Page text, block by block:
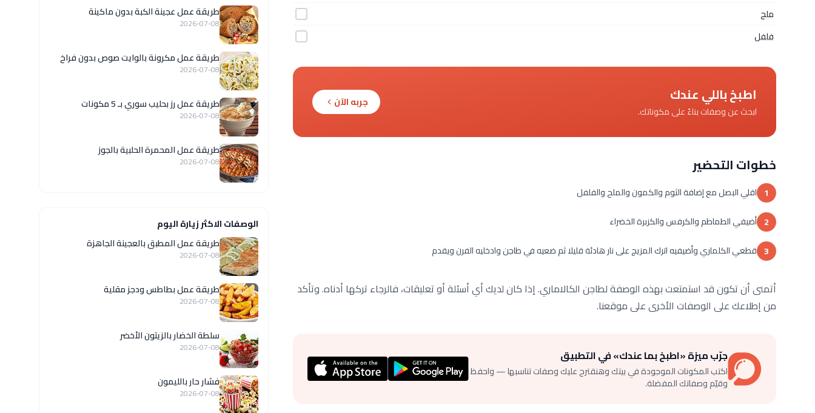
ملح
فلفل
اطبخ باللي عندك
ابحث عن وصفات بناءً على مكوناتك.
جربه الآن
خطوات التحضير
1 اقلي البصل مع إضافة الثوم والكمون والملح والفلفل
2 أضيفي الطماطم والكرفس والكزبرة الخضراء
3 قطعي الكلماري وأضيفيه اترك المزيج على نار هادئة قليلا ثم ضعيه في طاجن وادخليه الفرن ويقدم
أتمنى أن تكون قد استمتعت بهذه الوصفة لطاجن الكالاماري. إذا كان لديك أي أسئلة أو تعليقات، فالرجاء تركها أدناه. وتأكد
من إطلاعك على الوصفات الأخرى على موقعنا.
جرّب ميزة «اطبخ بما عندك» في التطبيق
اكتب المكونات الموجودة في بيتك وهنقترح عليك وصفات تناسبها — واحفظ
وقيّم وصفاتك المفضلة.
طريقة عمل عجينة الكبة بدون ماكينة
2026-07-08
طريقة عمل مكرونة بالوايت صوص بدون فراخ
2026-07-08
طريقة عمل رز بحليب سوري بـ 5 مكونات
2026-07-08
طريقة عمل المحمرة الحلبية بالجوز
2026-07-08
الوصفات الاكثر زيارة اليوم
طريقة عمل المطبق بالعجينة الجاهزة
2026-07-08
طريقة عمل بطاطس ودجز مقلية
2026-07-08
سلطة الخضار بالزيتون الأخضر
2026-07-08
فشار حار بالليمون
2026-07-08